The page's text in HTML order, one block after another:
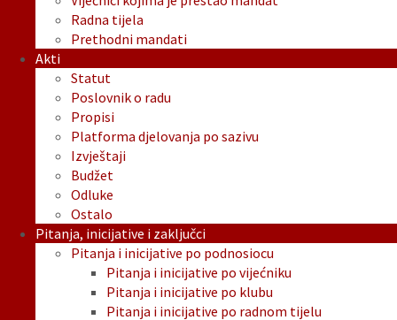
Radna tijela
Prethodni mandati
Akti
Statut
Poslovnik o radu
Propisi
Platforma djelovanja po sazivu
Izvještaji
Budžet
Odluke
Ostalo
Pitanja, inicijative i zaključci
Pitanja i inicijative po podnosiocu
Pitanja i inicijative po vijećniku
Pitanja i inicijative po klubu
Pitanja i inicijative po radnom tijelu